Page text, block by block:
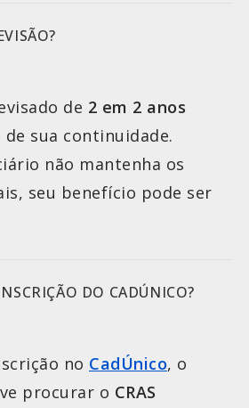
de 2 em 2 anos
de sua continuidade.
não mantenha os
seu benefício pode ser
DO CADÚNICO?
no CadÚnico, o
procurar o CRAS